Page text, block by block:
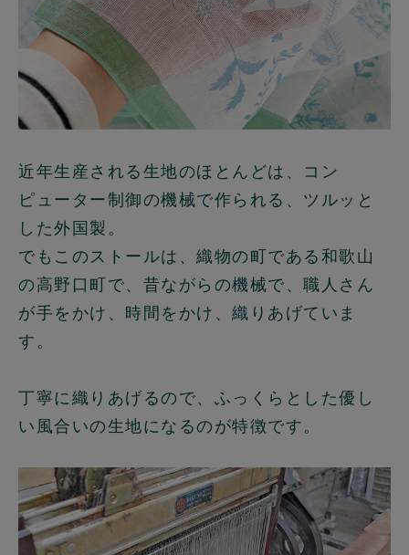
近年生産される生地のほとんどは、コン
ピューター制御の機械で作られる、ツルッと
した外国製。
でもこのストールは、織物の町である和歌山
の高野口町で、昔ながらの機械で、職人さん
が手をかけ、時間をかけ、織りあげていま
す。
丁寧に織りあげるので、ふっくらとした優し
い風合いの生地になるのが特徴です。